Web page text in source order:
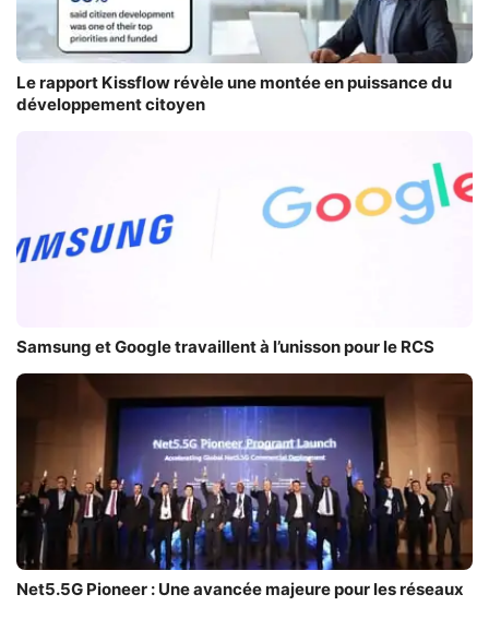
Le rapport Kissflow révèle une montée en puissance du
développement citoyen
Samsung et Google travaillent à l’unisson pour le RCS
Net5.5G Pioneer : Une avancée majeure pour les réseaux